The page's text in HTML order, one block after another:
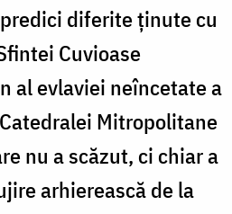
diferite ținute cu
Cuvioase
al evlaviei neîncetate a
Mitropolitane
nu a scăzut, ci chiar a
arhierească de la